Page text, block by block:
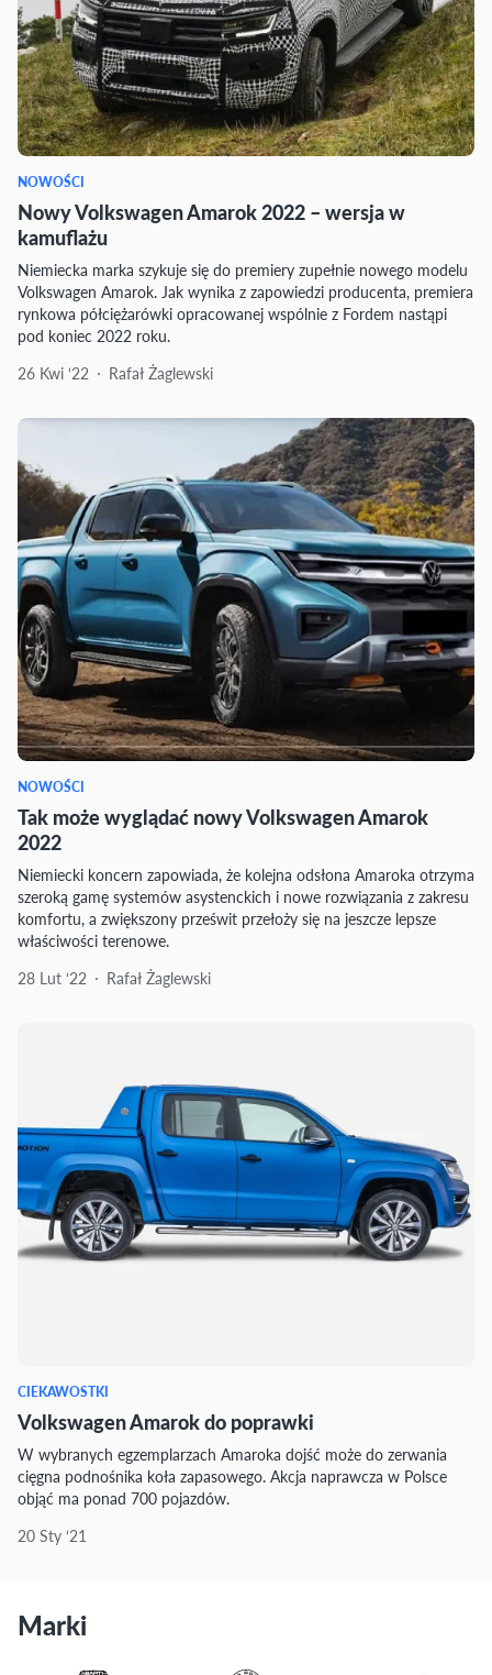
NOWOŚCI
Nowy Volkswagen Amarok 2022 – wersja w
kamuflażu
Niemiecka marka szykuje się do premiery zupełnie nowego modelu
Volkswagen Amarok. Jak wynika z zapowiedzi producenta, premiera
rynkowa półciężarówki opracowanej wspólnie z Fordem nastąpi
pod koniec 2022 roku.
26 Kwi ‘22
Rafał Żaglewski
NOWOŚCI
Tak może wyglądać nowy Volkswagen Amarok
2022
Niemiecki koncern zapowiada, że kolejna odsłona Amaroka otrzyma
szeroką gamę systemów asystenckich i nowe rozwiązania z zakresu
komfortu, a zwiększony prześwit przełoży się na jeszcze lepsze
właściwości terenowe.
28 Lut ‘22
Rafał Żaglewski
CIEKAWOSTKI
Volkswagen Amarok do poprawki
W wybranych egzemplarzach Amaroka dojść może do zerwania
cięgna podnośnika koła zapasowego. Akcja naprawcza w Polsce
objąć ma ponad 700 pojazdów.
20 Sty ‘21
Marki